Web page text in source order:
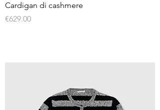
Cardigan di cashmere
Price
€629.00